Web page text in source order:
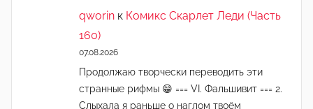
qworin к Комикс Скарлет Леди (Часть
160)
07.08.2026
Продолжаю творчески переводить эти
странные рифмы 😁 === VI. Фальшивит === 2.
Слыхала я раньше о наглом твоём